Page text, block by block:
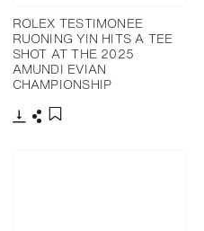
ROLEX TESTIMONEE
RUONING YIN HITS A TEE
SHOT AT THE 2025
AMUNDI EVIAN
CHAMPIONSHIP